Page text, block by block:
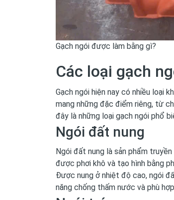
Gạch ngói được làm bằng gì?
Các loại gạch
Gạch ngói hiện nay có nhiều loại
mang những đặc điểm riêng, từ
đây là những loại gạch ngói phổ
Ngói đất nung
Ngói đất nung là sản phẩm
được phơi khô và tạo hình bằng
Được nung ở nhiệt độ cao, ngói
năng chống thấm nước và phù